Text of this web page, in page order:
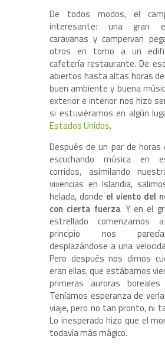
De todos modos, el
interesante: una gran
caravanas y campervan
otros en torno a un
cafetería restaurante. De
abiertos hasta altas horas de
buen ambiente y buena
exterior e interior nos hizo
si estuviéramos en algún
Estados Unidos.
Después de un par de
escuchando música en
corridos, asimilando
vivencias en Islandia,
helada, donde el viento del
con cierta fuerza. Y en el
estrellado comenzamos
principio nos
desplazándose a una
Pero después nos dimos
eran ellas, que estábamos
primeras auroras
Teníamos esperanza de
viaje, pero no tan pronto, ni
Lo inesperado hizo que el
todavía más mágico.